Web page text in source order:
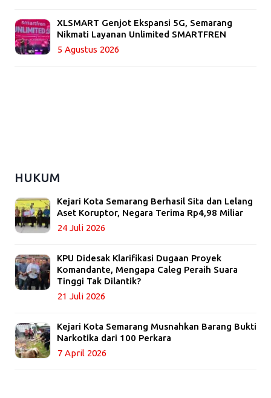
XLSMART Genjot Ekspansi 5G, Semarang
Nikmati Layanan Unlimited SMARTFREN
5 Agustus 2026
HUKUM
Kejari Kota Semarang Berhasil Sita dan Lelang
Aset Koruptor, Negara Terima Rp4,98 Miliar
24 Juli 2026
KPU Didesak Klarifikasi Dugaan Proyek
Komandante, Mengapa Caleg Peraih Suara
Tinggi Tak Dilantik?
21 Juli 2026
Kejari Kota Semarang Musnahkan Barang Bukti
Narkotika dari 100 Perkara
7 April 2026